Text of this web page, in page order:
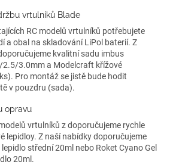
vrtulníků Blade
RC modelů vrtulníků potřebujete
a obal na skladování LiPol baterií. Z
kvalitní sadu imbus
3.0mm a Modelcraft křížové
Pro montáž se jistě bude hodit
v pouzdru (sada).
opravu
vrtulníků z doporučujeme rychle
lepidloy. Z naší nabídky doporučujeme
střední 20ml nebo Roket Cyano Gel
20ml.